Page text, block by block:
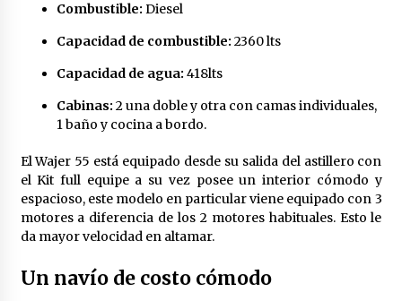
Lagos y Estanques en el Mundo del
3 años atrás
Iñigo Escalante Suquia: El Maestro
del Arroz con Socarrat
3 años atrás
La importancia del cuidado de la piel
y el maquillaje en las adolescentes:
Combustible: Diesel
Capacidad de combustible: 2360 lts
Capacidad de agua: 418lts
Cabinas: 2 una doble y otra con camas individuales,
1 baño y cocina a bordo.
El Wajer 55 está equipado desde su salida del astillero con
el Kit full equipe a su vez posee un interior cómodo y
espacioso, este modelo en particular viene equipado con 3
motores a diferencia de los 2 motores habituales. Esto le
da mayor velocidad en altamar.
Un navío de costo cómodo